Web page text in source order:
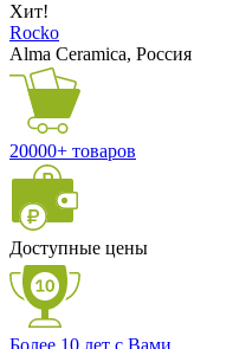
Хит!
Rocko
Alma Ceramica, Россия
20000+ товаров
Доступные цены